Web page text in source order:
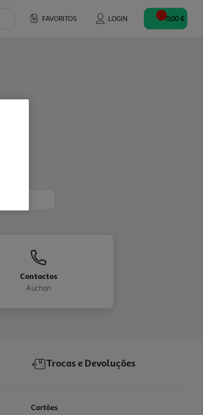
FAVORITOS LOGIN 0,00 €
Contactos
Auchan
Trocas e Devoluções
Cartões